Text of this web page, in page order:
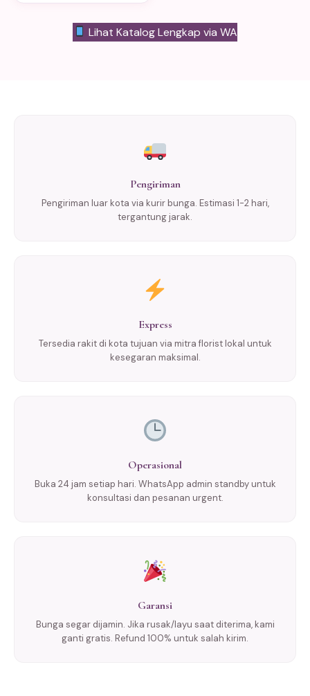
Lihat Katalog Lengkap via WA
Pengiriman
Pengiriman luar kota via kurir bunga. Estimasi 1-2 hari,
tergantung jarak.
Express
Tersedia rakit di kota tujuan via mitra florist lokal untuk
kesegaran maksimal.
Operasional
Buka 24 jam setiap hari. WhatsApp admin standby untuk
konsultasi dan pesanan urgent.
Garansi
Bunga segar dijamin. Jika rusak/layu saat diterima, kami
ganti gratis. Refund 100% untuk salah kirim.